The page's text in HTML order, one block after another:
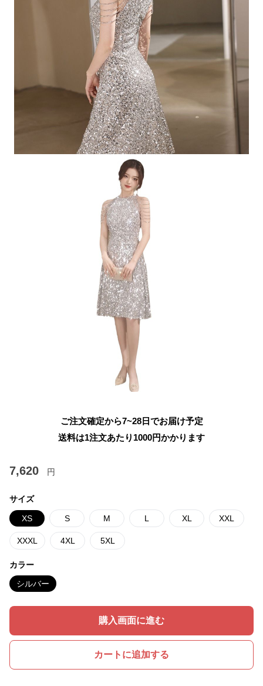
ご注文確定から7~28日でお届け予定
送料は1注文あたり 1000円かかります
7,620 円
サイズ
XS S M L XL XXL
XXXL 4XL 5XL
カラー
シルバー
購入画面に進む
カートに追加する